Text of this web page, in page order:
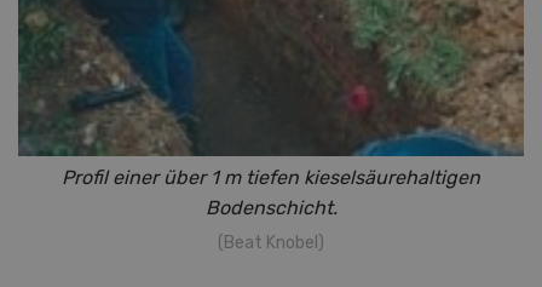
Profil einer über 1 m tiefen kieselsäurehaltigen
Bodenschicht.
(Beat Knobel)